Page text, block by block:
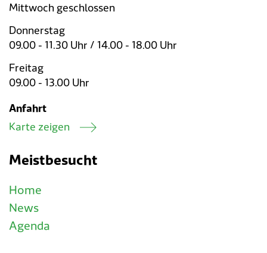
Mittwoch geschlossen
Donnerstag
09.00 - 11.30 Uhr / 14.00 - 18.00 Uhr
Freitag
09.00 - 13.00 Uhr
Anfahrt
Karte zeigen
Meistbesucht
Home
News
Agenda